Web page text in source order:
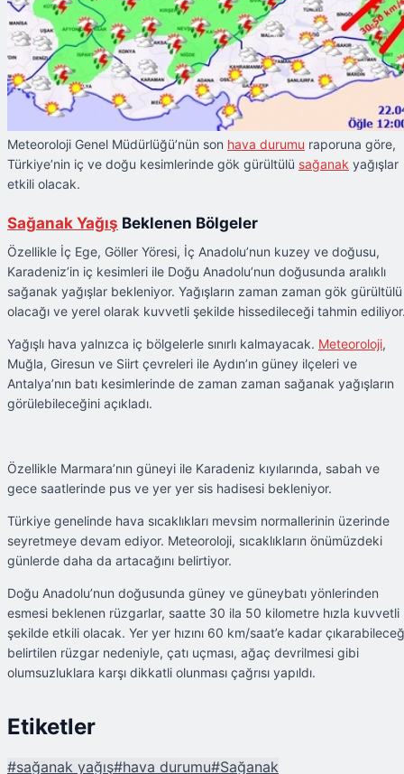
Meteoroloji Genel Müdürlüğü’nün son hava durumu raporuna göre,
Türkiye’nin iç ve doğu kesimlerinde gök gürültülü sağanak yağışlar
etkili olacak.
Sağanak Yağış Beklenen Bölgeler
Özellikle İç Ege, Göller Yöresi, İç Anadolu’nun kuzey ve doğusu,
Karadeniz’in iç kesimleri ile Doğu Anadolu’nun doğusunda aralıklı
sağanak yağışlar bekleniyor. Yağışların zaman zaman gök gürültülü
olacağı ve yerel olarak kuvvetli şekilde hissedileceği tahmin
Yağışlı hava yalnızca iç bölgelerle sınırlı kalmayacak. Meteoroloji,
Muğla, Giresun ve Siirt çevreleri ile Aydın’ın güney ilçeleri ve
Antalya’nın batı kesimlerinde de zaman zaman sağanak yağışların
görülebileceğini açıkladı.
Özellikle Marmara’nın güneyi ile Karadeniz kıyılarında, sabah ve
gece saatlerinde pus ve yer yer sis hadisesi bekleniyor.
Türkiye genelinde hava sıcaklıkları mevsim normallerinin üzerinde
seyretmeye devam ediyor. Meteoroloji, sıcaklıkların önümüzdeki
günlerde daha da artacağını belirtiyor.
Doğu Anadolu’nun doğusunda güney ve güneybatı yönlerinden
esmesi beklenen rüzgarlar, saatte 30 ila 50 kilometre hızla kuvvetli
şekilde etkili olacak. Yer yer hızını 60 km/saat’e kadar
belirtilen rüzgar nedeniyle, çatı uçması, ağaç devrilmesi gibi
olumsuzluklara karşı dikkatli olunması çağrısı yapıldı.
Etiketler
#sağanak yağış#hava durumu#Sağanak